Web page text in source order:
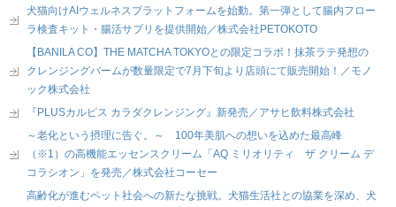
犬猫向けAIウェルネスプラットフォームを始動。第一弾として腸内フロー
ラ検査キット・腸活サプリを提供開始／株式会社PETOKOTO
【BANILA CO】THE MATCHA TOKYOとの限定コラボ！抹茶ラテ発想の
クレンジングバームが数量限定で7月下旬より店頭にて販売開始！／モノ
ック株式会社
『PLUSカルピス カラダクレンジング』新発売／アサヒ飲料株式会社
～老化という摂理に告ぐ。～ 100年美肌への想いを込めた最高峰
（※1）の高機能エッセンスクリーム「AQ ミリオリティ ザ クリーム デ
コラシオン」を発売／株式会社コーセー
高齢化が進むペット社会への新たな挑戦。犬猫生活社との協業を深め、犬